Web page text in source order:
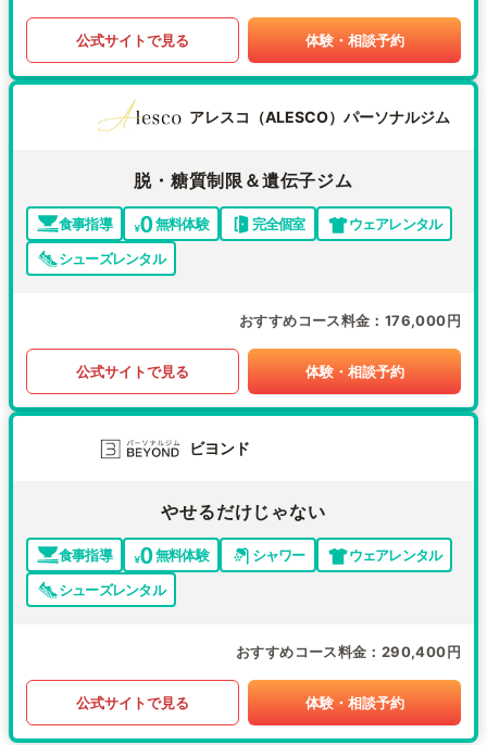
公式サイトで見る 体験・相談予約
アレスコ（ALESCO）パーソナルジム
脱・糖質制限＆遺伝子ジム
食事指導 無料体験 完全個室
ウェアレンタル
シューズレンタル
おすすめコース料金 176,000円
公式サイトで見る 体験・相談予約
ビヨンド
やせるだけじゃない
食事指導 無料体験 シャワー
ウェアレンタル
シューズレンタル
おすすめコース料金 290,400円
公式サイトで見る 体験・相談予約